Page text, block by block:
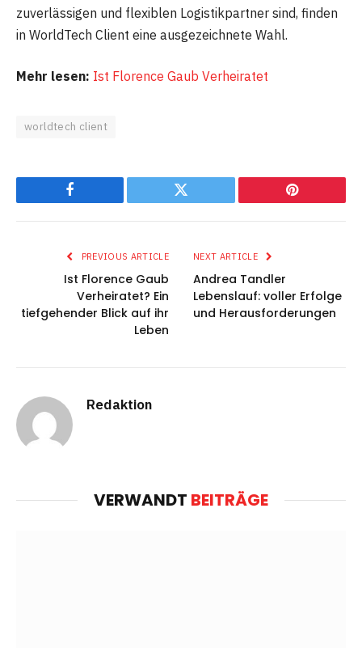
zuverlässigen und flexiblen Logistikpartner sind, finden
in WorldTech Client eine ausgezeichnete Wahl.
Mehr lesen: Ist Florence Gaub Verheiratet
worldtech client
Facebook Twitter Pinterest
PREVIOUS ARTICLE
Ist Florence Gaub
Verheiratet? Ein
tiefgehender Blick auf ihr
Leben
NEXT ARTICLE
Andrea Tandler
Lebenslauf: voller Erfolge
und Herausforderungen
Redaktion
VERWANDT BEITRÄGE